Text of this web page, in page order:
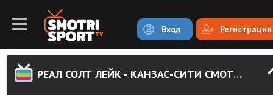
Вход Регистрация
РЕАЛ СОЛТ ЛЕЙК - КАНЗАС-СИТИ СМОТРЕТЬ ОНЛАЙН